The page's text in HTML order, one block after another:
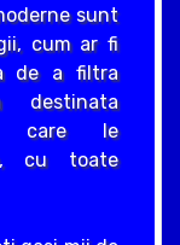
sunt
cum ar fi
de a filtra
destinata
care le
cu toate